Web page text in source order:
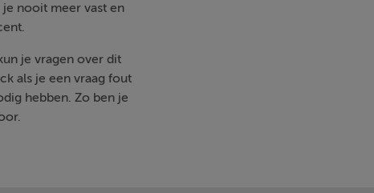
je nooit meer vast en
je vragen over dit
als je een vraag fout
hebben. Zo ben je